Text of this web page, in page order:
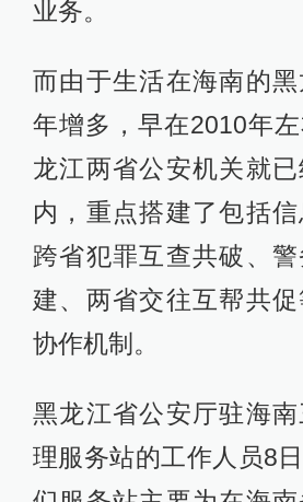
业务。
而由于生活在海南的
年增多，早在2010年
龙江两省公安机关就
内，重点搭建了包括信
跨省犯罪互查共破、
建、两省交往互帮共
协作机制。
黑龙江省公安厅驻海
理服务站的工作人员8